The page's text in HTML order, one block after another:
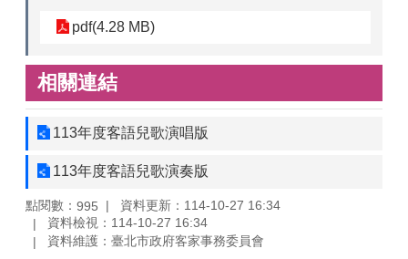
pdf(4.28 MB)
相關連結
113年度客語兒歌演唱版
113年度客語兒歌演奏版
點閱數： 995
資料更新：114-10-27 16:34
資料檢視：114-10-27 16:34
資料維護：臺北市政府客家事務委員會